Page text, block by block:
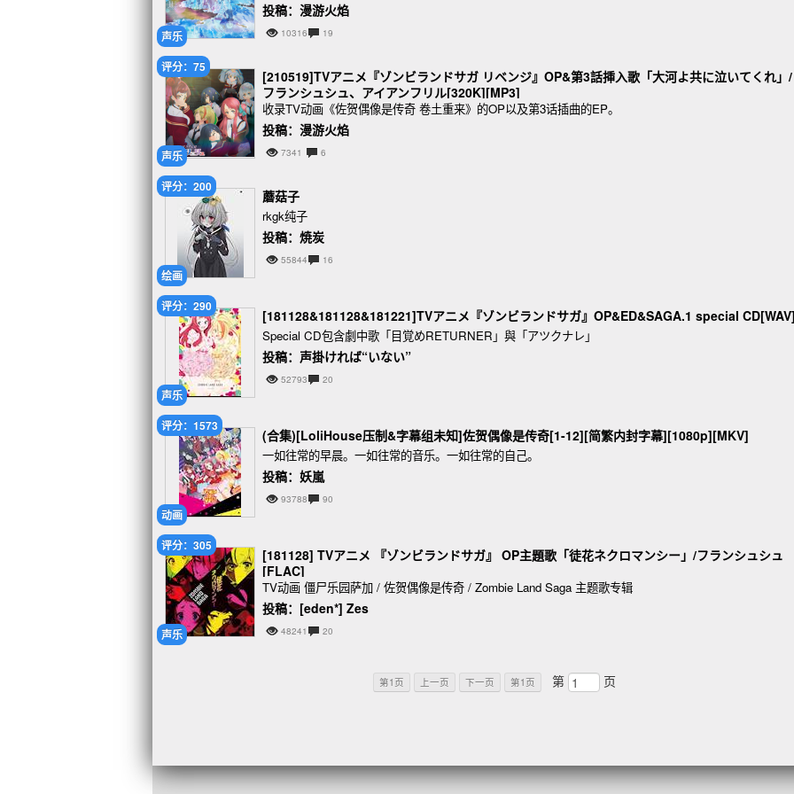
声乐
投稿：漫游火焰
10316 19
声乐
评分：75
[210519]TVアニメ『ゾンビランドサガ リベンジ』OP&第3話挿入歌「大河よ共に泣いてくれ」/
フランシュシュ、アイアンフリル[320K][MP3]
收录TV动画《佐贺偶像是传奇 卷土重来》的OP以及第3话插曲的EP。
投稿：漫游火焰
7341 6
绘画
评分：200
蘑菇子
rkgk纯子
投稿：焼炭
55844 16
声乐
评分：290
[181128&181128&181221]TVアニメ『ゾンビランドサガ』OP&ED&SAGA.1 special
Special CD包含劇中歌「目覚めRETURNER」與「アツクナレ」
投稿：声掛ければ“いない”
52793 20
动画
评分：1573
(合集)[LoliHouse压制&字幕组未知]佐贺偶像是传奇[1-12][简繁内封字幕][1080p][MKV]
一如往常的早晨。一如往常的音乐。一如往常的自己。
投稿：妖嵐
93788 90
声乐
评分：305
[181128] TVアニメ 『ゾンビランドサガ』 OP主題歌「徒花ネクロマンシー」/フランシュシュ
[FLAC]
TV动画 僵尸乐园萨加 / 佐贺偶像是传奇 / Zombie Land Saga 主题歌专辑
投稿：[eden*] Zes
48241 20
第1页 上一页 下一页 第1页 第 页